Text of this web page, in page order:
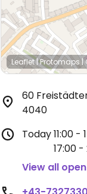
Leaflet|Protomaps|
60
4040
Today11:00 -
17:00 -
View all